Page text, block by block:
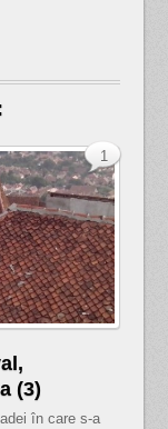
(3)
în care s-a
1